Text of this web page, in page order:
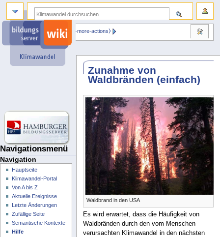
Zunahme von
Waldbränden (einfach)
Waldbrand in den USA
Es wird erwartet, dass die Häufigkeit von
Waldbränden durch den vom Menschen
verursachten Klimawandel in den nächsten
Navigationsmenü
⧼dbsskin-more-actions⧽
Navigation
Hauptseite
Klimawandel-Portal
Von A bis Z
Aktuelle Ereignisse
Letzte Änderungen
Zufällige Seite
Semantische Kontexte
Hilfe